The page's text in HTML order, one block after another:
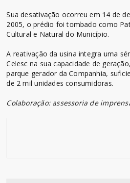
Sua desativação ocorreu em 14 de
2005, o prédio foi tombado como
Cultural e Natural do Município.
A reativação da usina integra uma
Celesc na sua capacidade de
parque gerador da Companhia,
de 2 mil unidades consumidoras.
Colaboração: assessoria de